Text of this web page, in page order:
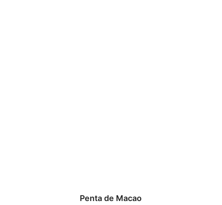
Penta de Macao